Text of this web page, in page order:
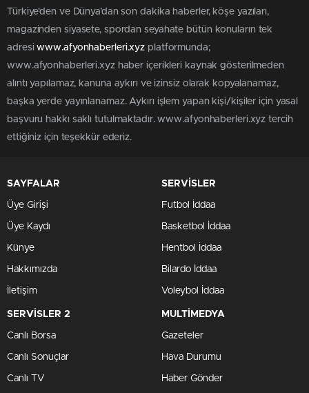
Türkiye'den ve Dünya’dan son dakika haberler, köşe yazıları,
magazinden siyasete, spordan seyahate bütün konuların tek
adresiwww.afyonhaberleri.xyz platformunda;
www.afyonhaberleri.xyz haber içerikleri kaynak gösterilmeden
alıntı yapılamaz, kanuna aykırı ve izinsiz olarak kopyalanamaz,
başka yerde yayınlanamaz. Aykırı işlem yapan kişi/kişiler için yasal
başvuru hakkı saklı tutulmaktadır. www.afyonhaberleri.xyz tercih
ettiğiniz için teşekkür ederiz.
SAYFALAR
Üye Girişi
Üye Kaydı
Künye
Hakkımızda
İletişim
SERVİSLER
Futbol İddaa
Basketbol İddaa
Hentbol İddaa
Bilardo İddaa
Voleybol İddaa
SERVİSLER 2
Canlı Borsa
Canlı Sonuçlar
Canlı TV
MULTİMEDYA
Gazeteler
Hava Durumu
Haber Gönder